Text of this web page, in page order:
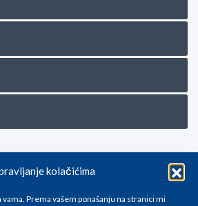
kolačićima
Prema vašem ponašanju na stranici mi